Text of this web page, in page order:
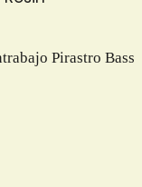
Pirastro Bass